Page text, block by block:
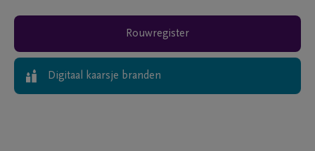
Rouwregister
Digitaal kaarsje branden